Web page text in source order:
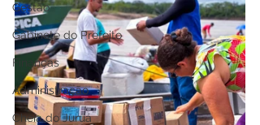
Gestão
Gabinete do Prefeito
Finanças
Administração
Cheia do Juruá